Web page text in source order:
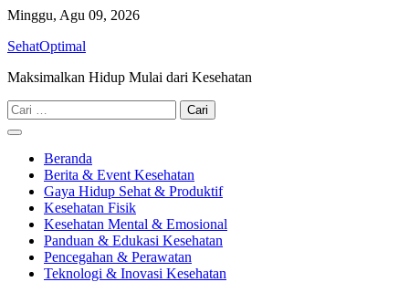
Skip
content
Minggu, Agu 09, 2026
SehatOptimal
Maksimalkan Hidup Mulai dari Kesehatan
Cari
untuk:
Beranda
Berita & Event Kesehatan
Gaya Hidup Sehat & Produktif
Kesehatan Fisik
Kesehatan Mental & Emosional
Panduan & Edukasi Kesehatan
Pencegahan & Perawatan
Teknologi & Inovasi Kesehatan